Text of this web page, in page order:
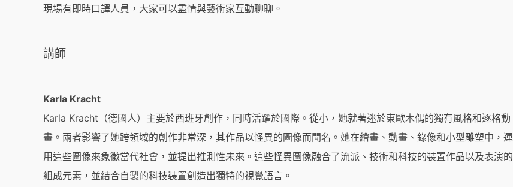
現場有即時口譯人員，大家可以盡情與藝術家互動聊聊。
講師
Karla Kracht
Karla Kracht（德國人）主要於西班牙創作，同時活躍於國際。從小，她就著迷於東歐木偶的獨有風格和逐格動
畫。兩者影響了她跨領域的創作非常深，其作品以怪異的圖像而聞名。她在繪畫、動畫、錄像和小型雕塑中，運
用這些圖像來象徵當代社會，並提出推測性未來。這些怪異圖像融合了流派、技術和科技的裝置作品以及表演的
組成元素，並結合自製的科技裝置創造出獨特的視覺語言。